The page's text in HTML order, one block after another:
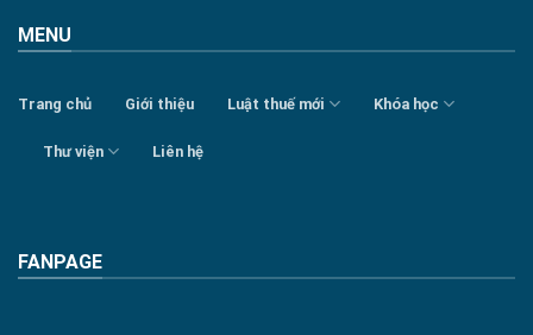
MENU
Trang chủ Giới thiệu Luật thuế mới Khóa học
Thư viện Liên hệ
FANPAGE